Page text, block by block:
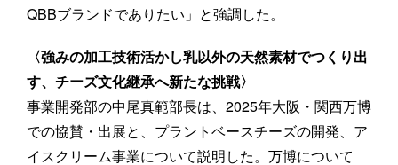
QBBブランドでありたい」と強調した。
〈強みの加工技術活かし乳以外の天然素材でつくり出
す、チーズ文化継承へ新たな挑戦〉
事業開発部の中尾真範部長は、2025年大阪・関西万博
での協賛・出展と、プラントベースチーズの開発、ア
イスクリーム事業について説明した。万博について